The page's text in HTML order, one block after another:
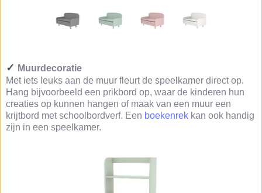
✓ Muurdecoratie
Met iets leuks aan de muur fleurt de speelkamer direct op.
Hang bijvoorbeeld een prikbord op, waar de kinderen hun
creaties op kunnen hangen of maak van een muur een
krijtbord met schoolbordverf. Een boekenrek kan ook handig
zijn in een speelkamer.